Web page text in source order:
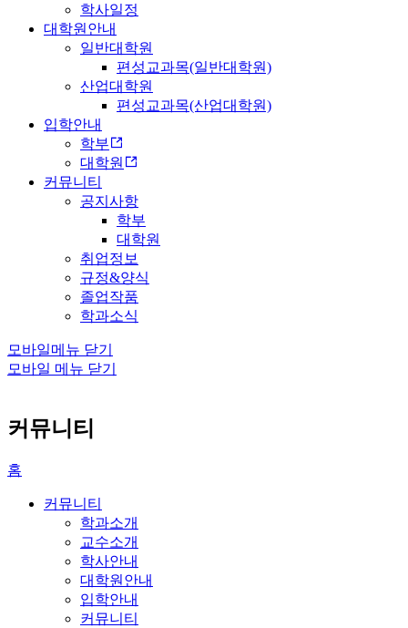
학사일정
대학원안내
일반대학원
편성교과목(일반대학원)
산업대학원
편성교과목(산업대학원)
입학안내
학부
대학원
커뮤니티
공지사항
학부
대학원
취업정보
규정&양식
졸업작품
학과소식
모바일메뉴 닫기
모바일 메뉴 닫기
커뮤니티
홈
커뮤니티
학과소개
교수소개
학사안내
대학원안내
입학안내
커뮤니티